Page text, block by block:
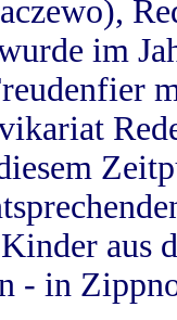
im
aus
- in